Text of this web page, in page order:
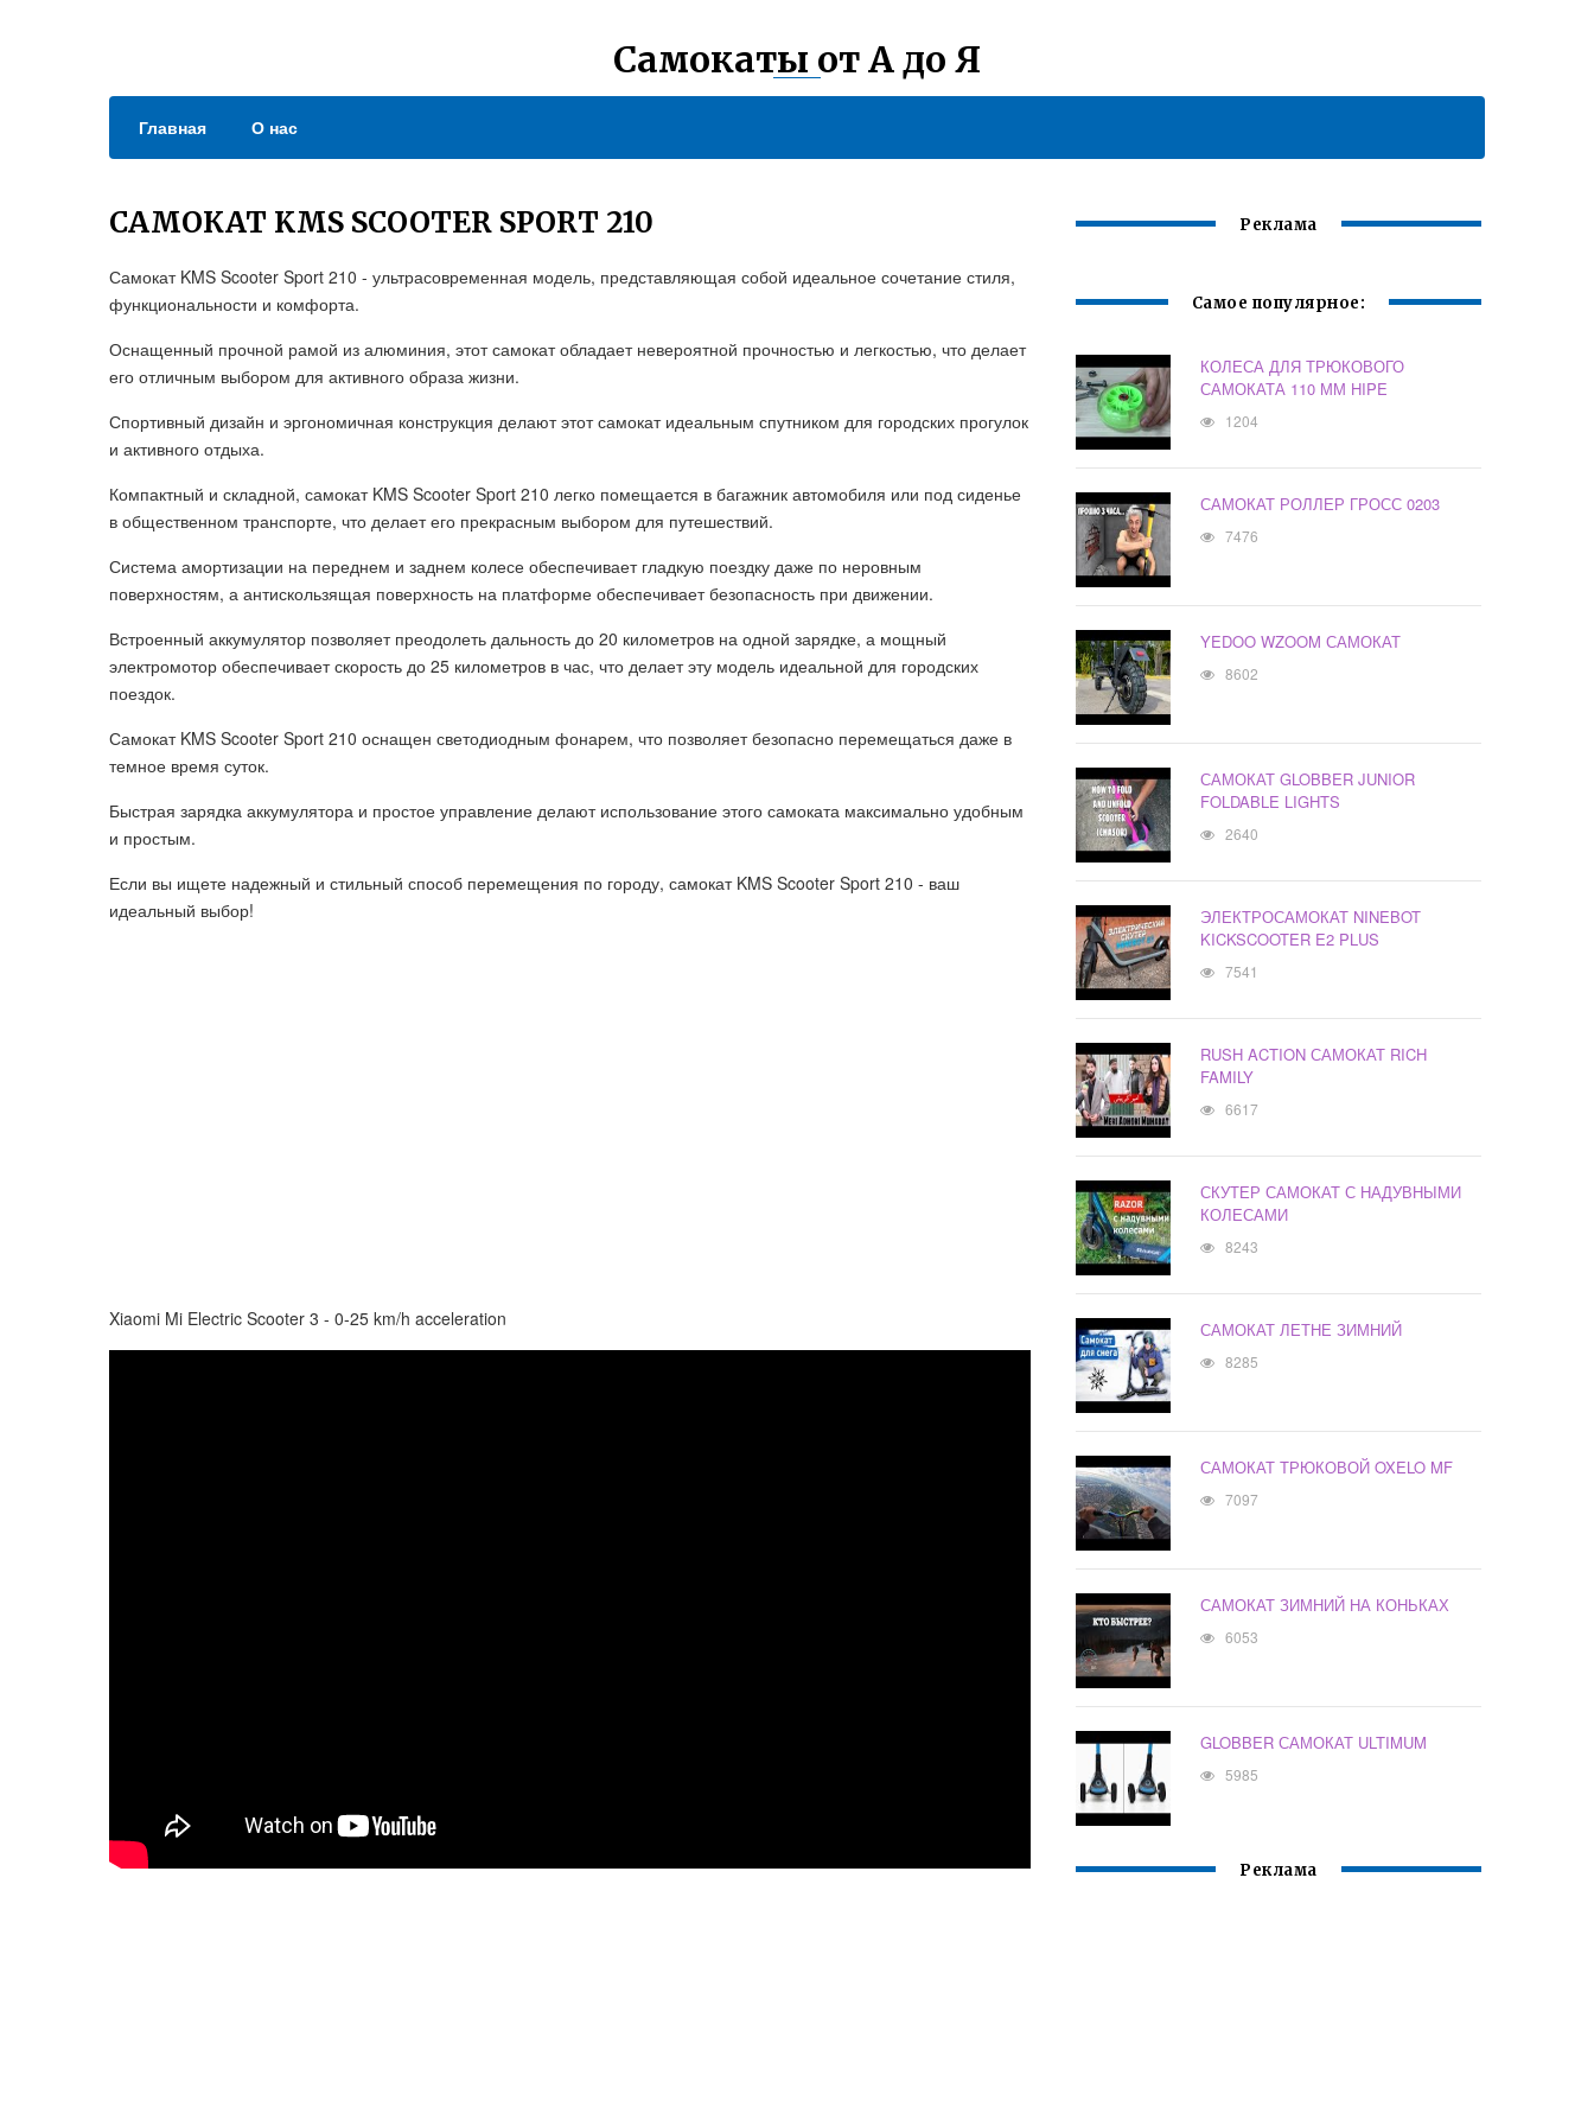
Самокаты от А до Я
Главная О нас
САМОКАТ KMS SCOOTER SPORT 210
Самокат KMS Scooter Sport 210 - ультрасовременная модель, представляющая собой идеальное сочетание стиля,
функциональности и комфорта.
Оснащенный прочной рамой из алюминия, этот самокат обладает невероятной прочностью и легкостью, что делает
его отличным выбором для активного образа жизни.
Спортивный дизайн и эргономичная конструкция делают этот самокат идеальным спутником для городских прогулок
и активного отдыха.
Компактный и складной, самокат KMS Scooter Sport 210 легко помещается в багажник автомобиля или под сиденье
в общественном транспорте, что делает его прекрасным выбором для путешествий.
Система амортизации на переднем и заднем колесе обеспечивает гладкую поездку даже по неровным
поверхностям, а антискользящая поверхность на платформе обеспечивает безопасность при движении.
Встроенный аккумулятор позволяет преодолеть дальность до 20 километров на одной зарядке, а мощный
электромотор обеспечивает скорость до 25 километров в час, что делает эту модель идеальной для городских
поездок.
Самокат KMS Scooter Sport 210 оснащен светодиодным фонарем, что позволяет безопасно перемещаться даже в
темное время суток.
Быстрая зарядка аккумулятора и простое управление делают использование этого самоката максимально удобным
и простым.
Если вы ищете надежный и стильный способ перемещения по городу, самокат KMS Scooter Sport 210 - ваш
идеальный выбор!
Xiaomi Mi Electric Scooter 3 - 0-25 km/h acceleration
Реклама
Самое популярное:
КОЛЕСА ДЛЯ ТРЮКОВОГО
САМОКАТА 110 ММ HIPE
1204
САМОКАТ РОЛЛЕР ГРОСС 0203
7476
YEDOO WZOOM САМОКАТ
8602
САМОКАТ GLOBBER JUNIOR
FOLDABLE LIGHTS
2640
ЭЛЕКТРОСАМОКАТ NINEBOT
KICKSCOOTER E2 PLUS
7541
RUSH ACTION САМОКАТ RICH
FAMILY
6617
СКУТЕР САМОКАТ С НАДУВНЫМИ
КОЛЕСАМИ
8243
САМОКАТ ЛЕТНЕ ЗИМНИЙ
8285
САМОКАТ ТРЮКОВОЙ OXELO MF
7097
САМОКАТ ЗИМНИЙ НА КОНЬКАХ
6053
GLOBBER САМОКАТ ULTIMUM
5985
Реклама